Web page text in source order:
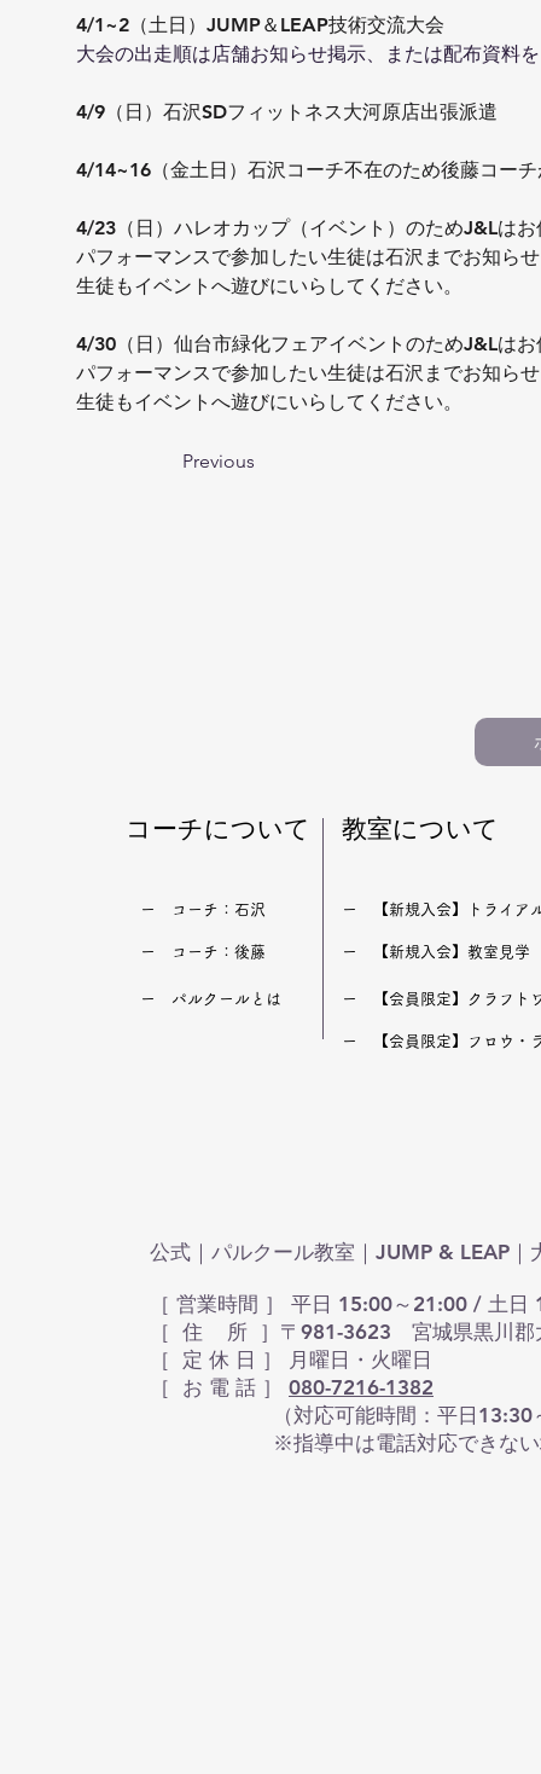
4/1~2（土日）JUMP＆LEAP技術交流大会
大会の出走順は店舗お知らせ掲示、または配布資料
4/9（日）石沢SDフィットネス大河原店出張派遣
4/14~16（金土日）石沢コーチ不在のため後藤コー
4/23（日）ハレオカップ（イベント）のためJ&Lはお
パフォーマンスで参加したい生徒は石沢までお知ら
生徒もイベントへ遊びにいらしてください。
4/30（日）仙台市緑化フェアイベントのためJ&Lはお
パフォーマンスで参加したい生徒は石沢までお知ら
生徒もイベントへ遊びにいらしてください。
Previous
​コーチについて ​教室について
​ー コーチ：石沢 ー 【新規入会】トライア
​ー コーチ：後藤 ​ー 【新規入会】教室見学
​ー パルクールとは ー 【会員限定】クラフト
ー 【会員限定】フロウ・
公式｜パルクール教室｜JUMP & LEAP｜
［ 営業時間 ］ 平日 15:00～21:00 / 土日
［ 住 所 ］〒981-3623 宮城県黒川郡
​［ 定 休 日 ］ 月曜日・火曜日
［ お 電 話 ］ 080-7216-1382
（対応可能時間：平日13:30～
※指導中は電話対応できない場合